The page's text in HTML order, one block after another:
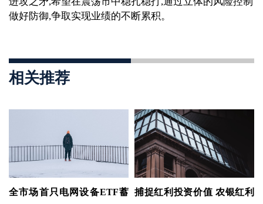
做好防御,争取实现业绩的不断累积。
相关推荐
全市场首只电网设备ETF蓄 捕捉红利投资价值 农银红利